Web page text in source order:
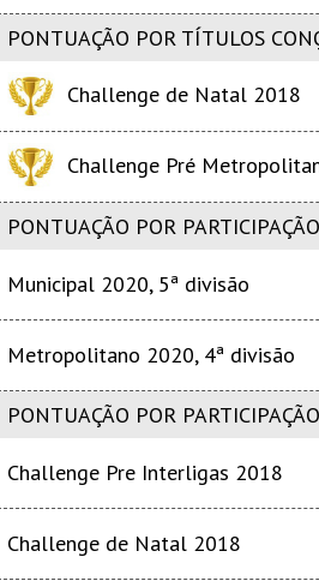
PONTUAÇÃO POR TÍTULOS
Challenge de Natal 2018
Challenge Pré
PONTUAÇÃO POR
Municipal 2020, 5ª divisão
Metropolitano 2020, 4ª divisão
PONTUAÇÃO POR
Challenge Pre Interligas 2018
Challenge de Natal 2018